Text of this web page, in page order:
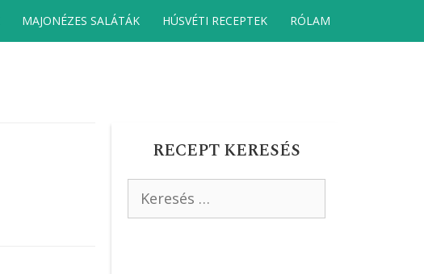
MAJONÉZES SALÁTÁK HÚSVÉTI RECEPTEK RÓLAM
RECEPT KERESÉS